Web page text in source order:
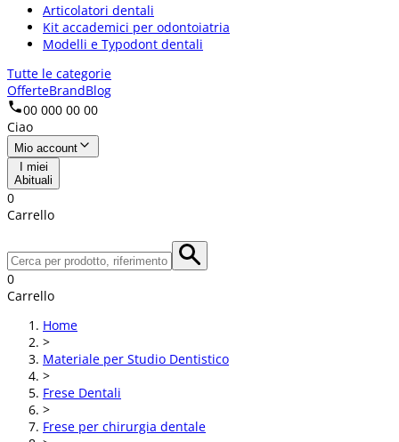
Articolatori dentali
Kit accademici per odontoiatria
Modelli e Typodont dentali
Tutte le categorie
OfferteBrandBlog
00 000 00 00
Ciao
Mio account
I miei
Abituali
0
Carrello
0
Carrello
Home
>
Materiale per Studio Dentistico
>
Frese Dentali
>
Frese per chirurgia dentale